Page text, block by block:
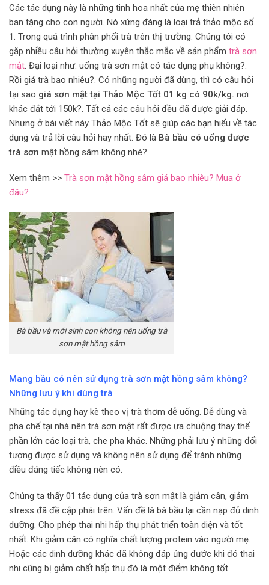
Các tác dụng này là những tinh hoa nhất của mẹ thiên nhiên
ban tặng cho con người. Nó xứng đáng là loại trả thảo mộc số
1. Trong quá trình phân phối trà trên thị trường. Chúng tôi có
gặp nhiều câu hỏi thường xuyên thắc mắc về sản phẩm trà sơn
mật. Đại loại như: uống trà sơn mật có tác dụng phụ không?.
Rồi giá trà bao nhiêu?. Có những người đã dùng, thì có câu hỏi
tại sao giá sơn mật tại Thảo Mộc Tốt 01 kg có 90k/kg. nơi
khác đắt tới 150k?. Tất cả các câu hỏi đều đã được giải đáp.
Nhưng ở bài viết này Thảo Mộc Tốt sẽ giúp các bạn hiểu về tác
dụng và trả lời câu hỏi hay nhất. Đó là Bà bầu có uống được
trà sơn mật hồng sâm không nhé?
Xem thêm >> Trà sơn mật hồng sâm giá bao nhiêu? Mua ở
đâu?
Bà bầu và mới sinh con không nên uống trà
sơn mật hồng sâm
Mang bầu có nên sử dụng trà sơn mật hồng sâm không?
Những lưu ý khi dùng trà
Những tác dụng hay kè theo vị trà thơm dễ uống. Dễ dùng và
pha chế tại nhà nên trà sơn mật rất được ưa chuộng thay thế
phần lớn các loại trà, che pha khác. Những phải lưu ý những đối
tượng được sử dụng và không nên sử dụng để tránh những
điều đáng tiếc không nên có.
Chúng ta thấy 01 tác dụng của trà sơn mật là giảm cân, giảm
stress đã đề cập phái trên. Vấn đề là bà bầu lại cần nạp đủ dinh
dưỡng. Cho phép thai nhi hấp thụ phát triển toàn diện và tốt
nhất. Khi giảm cân có nghĩa chất lượng protein vào người mẹ.
Hoặc các dinh dưỡng khác đã không đáp ứng đước khi đó thai
nhi cũng bị giảm chất hấp thụ đó là một điểm không tốt.